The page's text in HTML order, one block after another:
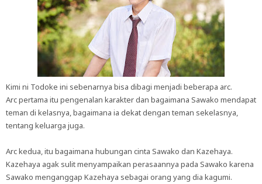
Kimi ni Todoke ini sebenarnya bisa dibagi menjadi beberapa arc.
Arc pertama itu pengenalan karakter dan bagaimana Sawako mendapat
teman di kelasnya, bagaimana ia dekat dengan teman sekelasnya,
tentang keluarga juga.
Arc kedua, itu bagaimana hubungan cinta Sawako dan Kazehaya.
Kazehaya agak sulit menyampaikan perasaannya pada Sawako karena
Sawako menganggap Kazehaya sebagai orang yang dia kagumi.